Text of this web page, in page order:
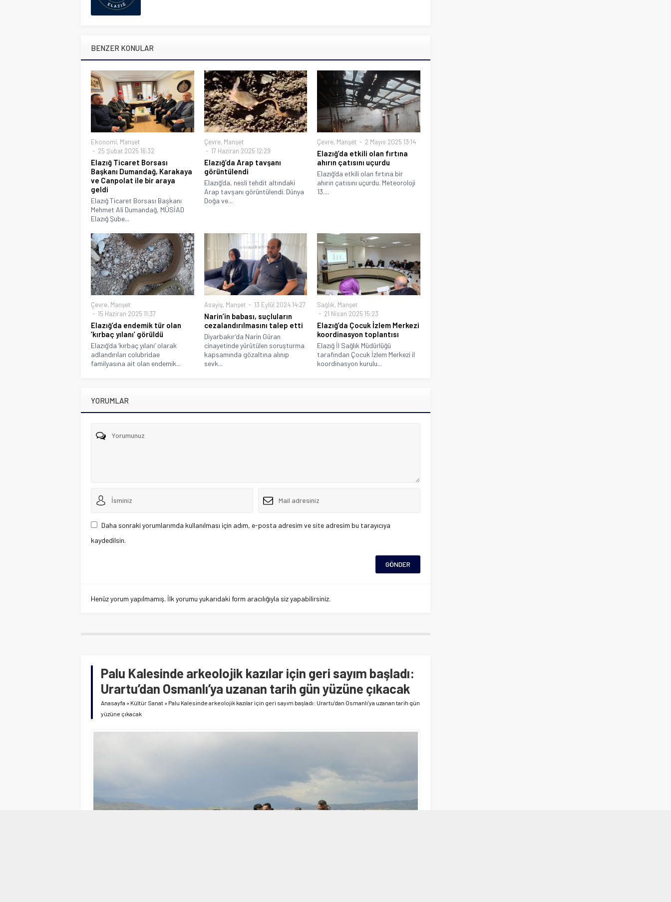
BENZER KONULAR
Ekonomi, Manşet
25 Şubat 2025 16:32
Elazığ Ticaret Borsası
Başkanı Dumandağ, Karakaya
ve Canpolat ile bir araya
geldi
Elazığ Ticaret Borsası Başkanı
Mehmet Ali Dumandağ, MÜSİAD
Elazığ Şube...
Çevre, Manşet
17 Haziran 2025 12:29
Elazığ’da Arap tavşanı
görüntülendi
Elazığ’da, nesli tehdit altındaki
Arap tavşanı görüntülendi. Dünya
Doğa ve...
Çevre, Manşet 2 Mayıs 2025 13:14
Elazığ’da etkili olan fırtına
ahırın çatısını uçurdu
Elazığ’da etkili olan fırtına bir
ahırın çatısını uçurdu. Meteoroloji
13....
Çevre, Manşet
15 Haziran 2025 11:37
Elazığ’da endemik tür olan
‘kırbaç yılanı’ görüldü
Elazığ’da ‘kırbaç yılanı’ olarak
adlandırılan colubridae
familyasına ait olan endemik...
Asayiş, Manşet 13 Eylül 2024 14:27
Narin’in babası, suçluların
cezalandırılmasını talep etti
Diyarbakır’da Narin Güran
cinayetinde yürütülen soruşturma
kapsamında gözaltına alınıp
sevk...
Sağlık, Manşet
21 Nisan 2025 15:23
Elazığ’da Çocuk İzlem Merkezi
koordinasyon toplantısı
Elazığ İl Sağlık Müdürlüğü
tarafından Çocuk İzlem Merkezi il
koordinasyon kurulu...
YORUMLAR
Daha sonraki yorumlarımda kullanılması için adım, e-posta adresim ve site adresim bu tarayıcıya
kaydedilsin.
Henüz yorum yapılmamış. İlk yorumu yukarıdaki form aracılığıyla siz yapabilirsiniz.
Palu Kalesinde arkeolojik kazılar için geri sayım başladı:
Urartu’dan Osmanlı’ya uzanan tarih gün yüzüne çıkacak
Anasayfa » Kültür Sanat » Palu Kalesinde arkeolojik kazılar için geri sayım başladı: Urartu’dan Osmanlı’ya uzanan tarih gün
yüzüne çıkacak